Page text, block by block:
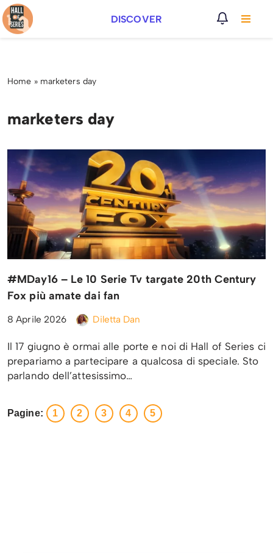
Vai
DISCOVER
Home » marketers day
marketers day
#MDay16 – Le 10 Serie Tv targate 20th Century
Fox più amate dai fan
8 Aprile 2026 Diletta Dan
Il 17 giugno è ormai alle porte e noi di Hall of Series ci
prepariamo a partecipare a qualcosa di speciale. Sto
parlando dell’attesissimo…
Pagine: 1 2 3 4 5